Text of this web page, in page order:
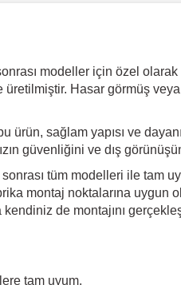
modeller için özel
Hasar görmüş
sağlam yapısı ve
güvenliğini ve dış
tüm modelleri ile tam
montaj noktalarına uygun
de montajını
tam uyum.